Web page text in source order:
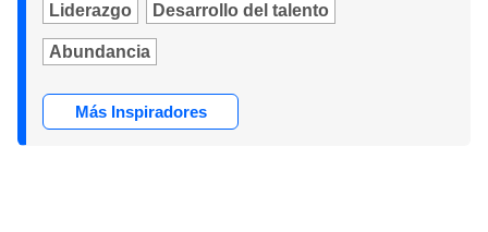
Liderazgo Desarrollo del talento
Abundancia
Más Inspiradores